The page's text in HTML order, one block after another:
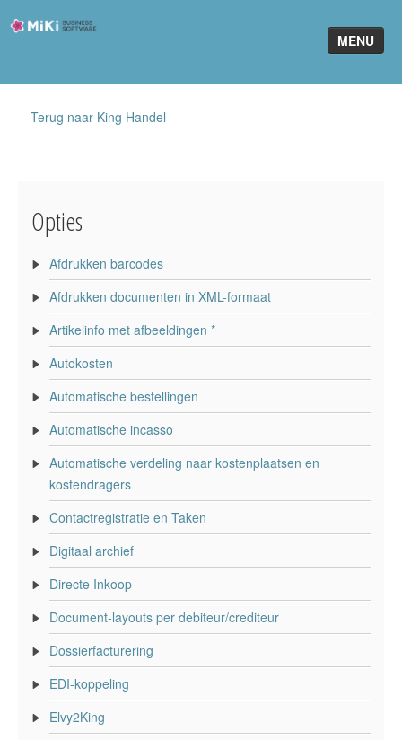
MENU
Software
Software Online
Telefonie
Partners
Klant worden
Terug naar King Handel
Opties
Afdrukken barcodes
Afdrukken documenten in XML-formaat
Artikelinfo met afbeeldingen *
Autokosten
Automatische bestellingen
Automatische incasso
Automatische verdeling naar kostenplaatsen en
kostendragers
Contactregistratie en Taken
Digitaal archief
Directe Inkoop
Document-layouts per debiteur/crediteur
Dossierfacturering
EDI-koppeling
Elvy2King